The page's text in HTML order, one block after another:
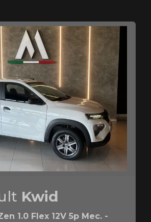
Kwid
1.0 Flex 12V 5p Mec. -